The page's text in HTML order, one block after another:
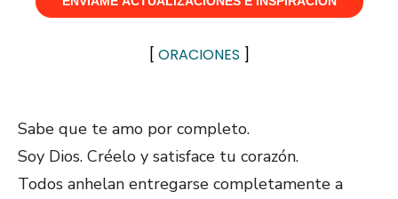
[ ORACIONES ]
Sabe que te amo por completo.
Soy Dios. Créelo y satisface tu corazón.
Todos anhelan entregarse completamente a